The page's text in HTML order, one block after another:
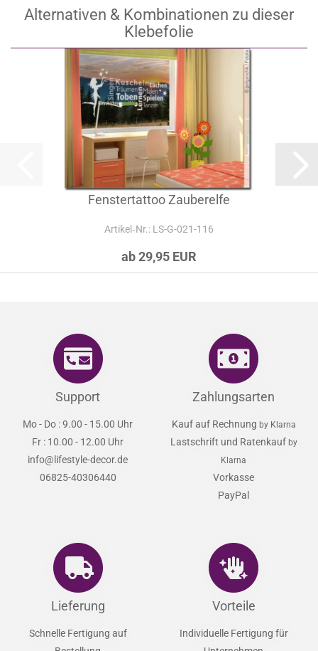
Alternativen & Kombinationen zu dieser
Klebefolie
Fenstertattoo Zauberelfe
Artikel‑Nr.: LS-G-021-116
ab 29,95 EUR
Support
Mo - Do : 9.00 - 15.00 Uhr
Fr : 10.00 - 12.00 Uhr
info@lifestyle-decor.de
06825-40306440
Zahlungsarten
Kauf auf Rechnung by Klarna
Lastschrift und Ratenkauf by
Klarna
Vorkasse
PayPal
Lieferung
Schnelle Fertigung auf
Vorteile
Individuelle Fertigung für